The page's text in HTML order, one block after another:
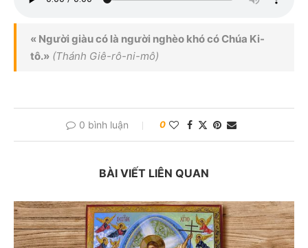
« Người giàu có là người nghèo khó có Chúa Ki-
tô.» (Thánh Giê-rô-ni-mô)
0 bình luận 0
BÀI VIẾT LIÊN QUAN